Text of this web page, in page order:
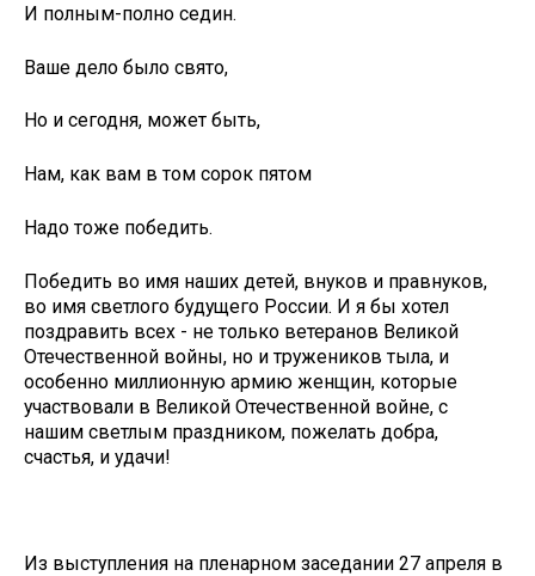
И полным-полно седин.
Ваше дело было свято,
Но и сегодня, может быть,
Нам, как вам в том сорок пятом
Надо тоже победить.
Победить во имя наших детей, внуков и правнуков,
во имя светлого будущего России. И я бы хотел
поздравить всех - не только ветеранов Великой
Отечественной войны, но и тружеников тыла, и
особенно миллионную армию женщин, которые
участвовали в Великой Отечественной войне, с
нашим светлым праздником, пожелать добра,
счастья, и удачи!
Из выступления на пленарном заседании 27 апреля в